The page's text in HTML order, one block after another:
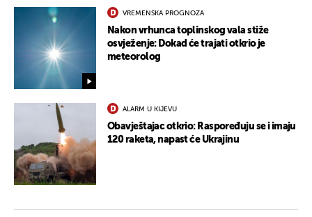
VREMENSKA PROGNOZA
Nakon vrhunca toplinskog vala stiže
osvježenje: Dokad će trajati otkrio je
meteorolog
ALARM U KIJEVU
Obavještajac otkrio: Raspoređuju se i imaju
120 raketa, napast će Ukrajinu